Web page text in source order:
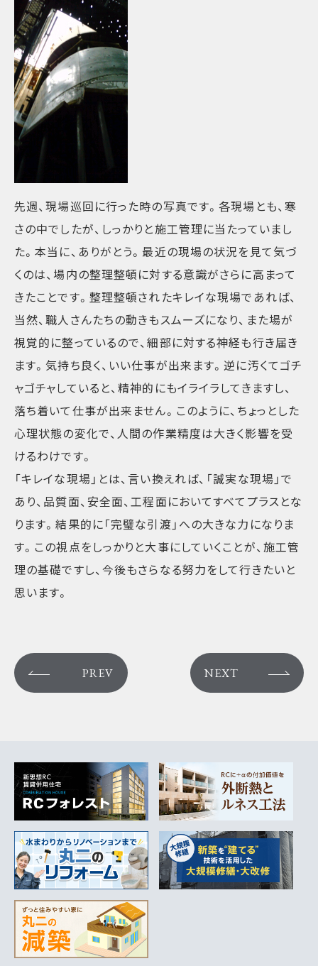
先週、現場巡回に行った時の写真です。各現場とも、寒
さの中でしたが、しっかりと施工管理に当たっていまし
た。本当に、ありがとう。最近の現場の状況を見て気づ
くのは、場内の整理整頓に対する意識がさらに高まって
きたことです。整理整頓されたキレイな現場であれば、
当然、職人さんたちの動きもスムーズになり、また場が
視覚的に整っているので、細部に対する神経も行き届き
ます。気持ち良く、いい仕事が出来ます。逆に汚くてゴチ
ャゴチャしていると、精神的にもイライラしてきますし、
落ち着いて仕事が出来ません。このように、ちょっとした
心理状態の変化で、人間の作業精度は大きく影響を受
けるわけです。
「キレイな現場」とは、言い換えれば、「誠実な現場」で
あり、品質面、安全面、工程面においてすべてプラスとな
ります。結果的に「完璧な引渡」への大きな力になりま
す。この視点をしっかりと大事にしていくことが、施工管
理の基礎ですし、今後もさらなる努力をして行きたいと
思います。
PREV NEXT